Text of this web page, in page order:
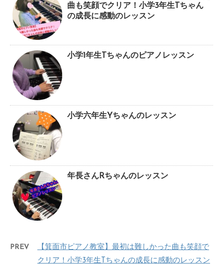
曲も笑顔でクリア！小学3年生Tちゃん
の成長に感動のレッスン
小学1年生Tちゃんのピアノレッスン
小学六年生Yちゃんのレッスン
年長さんRちゃんのレッスン
PREV
【箕面市ピアノ教室】最初は難しかった曲も笑顔で
クリア！小学3年生Tちゃんの成長に感動のレッスン